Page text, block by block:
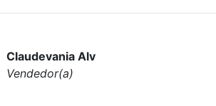
Claudevania Alv
Vendedor(a)